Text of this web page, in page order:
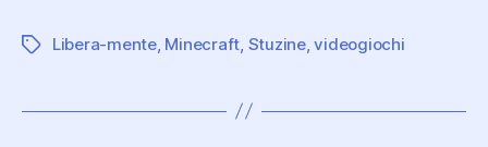
Tag Libera-mente, Minecraft Stuzine,videogiochi